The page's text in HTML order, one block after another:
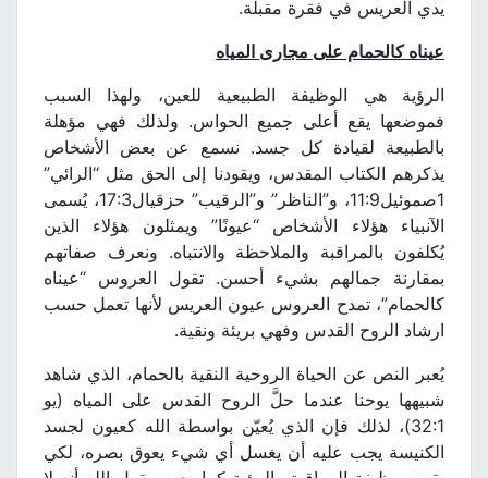
يدي العريس في فقرة مقبلة.
عيناه كالحمام على مجارى المياه
الرؤية هي الوظيفة الطبيعية للعين، ولهذا السبب
فموضعها يقع أعلى جميع الحواس. ولذلك فهي مؤهلة
بالطبيعة لقيادة كل جسد. نسمع عن بعض الأشخاص
يذكرهم الكتاب المقدس، ويقودنا إلى الحق مثل “الرائي”
1صموئيل11:9، و”الناظر” و”الرقيب” حزقيال17:3، يُسمى
الآنبياء هؤلاء الأشخاص “عيونًا” ويمثلون هؤلاء الذين
يُكلفون بالمراقبة والملاحظة والانتباه. ونعرف صفاتهم
بمقارنة جمالهم بشيء أحسن. تقول العروس “عيناه
كالحمام”، تمدح العروس عيون العريس لأنها تعمل حسب
ارشاد الروح القدس وفهي بريئة ونقية.
يُعبر النص عن الحياة الروحية النقية بالحمام، الذي شاهد
شبيهها يوحنا عندما حلَّ الروح القدس على المياه (يو
32:1)، لذلك فإن الذي يُعيّن بواسطة الله كعيون لجسد
الكنيسة يجب عليه أن يغسل أي شيء يعوق بصره، لكي